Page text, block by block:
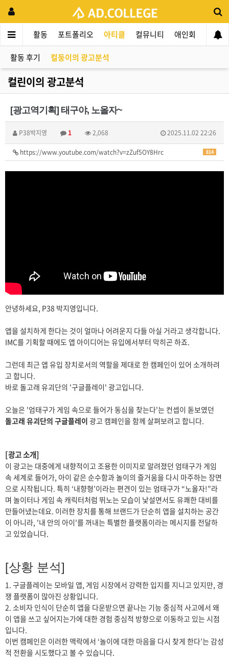
리지 활동 포트폴리오 아티클 컬뮤니티 애인회 신입
활동 후기 컬둥이의 광고분석
컬린이의 광고분석
[광고역기획] 태구야, 노올자~
P38박지영 1 2,068 2025.11.02 22:26
814
https://www.youtube.com/watch?v=zZuf5OY8Hrc
안녕하세요, P38 박지영입니다.
앱을 설치하게 한다는 것이 얼마나 어려운지 다들 아실 거라고 생각합니다.
IMC를 기획할 때에도 앱 아이디어는 유입에서부터 막히곤 하죠.
그런데 최근 앱 유입 장치로서의 역할을 제대로 한 캠페인이 있어 소개하려
고 합니다.
바로 돌고래 유괴단의 '구글플레이' 광고입니다.
오늘은 '엄태구가 게임 속으로 들어가 동심을 찾는다'는 컨셉이 돋보였던
돌고래 유괴단의 구글플레이 광고 캠페인을 함께 살펴보려고 합니다.
[광고 소개]
이 광고는 대중에게 내향적이고 조용한 이미지로 알려졌던 엄태구가 게임
속 세계로 들어가, 아이 같은 순수함과 놀이의 즐거움을 다시 마주하는 장면
으로 시작됩니다. 특히 ‘내향형’이라는 편견이 있는 엄태구가 “노올자!”라
며 놀이터나 게임 속 캐릭터처럼 뛰노는 모습이 낯설면서도 유쾌한 대비를
만들어냈는데요. 이러한 장치를 통해 브랜드가 단순히 앱을 설치하는 공간
이 아니라, '내 안의 아이'를 꺼내는 특별한 플랫폼이라는 메시지를 전달하
고 있었습니다.
[상황 분석]
1. 구글플레이는 모바일 앱, 게임 시장에서 강력한 입지를 지니고 있지만, 경
쟁 플랫폼이 많아진 상황입니다.
2. 소비자 인식이 단순히 앱을 다운받으면 끝나는 기능 중심적 사고에서 왜
이 앱을 쓰고 싶어지는가에 대한 경험 중심적 방향으로 이동하고 있는 시점
입니다.
이번 캠페인은 이러한 맥락에서 ‘놀이에 대한 마음을 다시 찾게 한다’는 감성
적 전환을 시도했다고 볼 수 있습니다.